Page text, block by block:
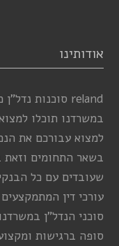
אודותינו
reland סוכנות נדל”ן מובילה באזור.
במשרדנו תוכלו
למצוא עבורכם את
בשאר התחומים וזאת
שעובדים עם כל
עורכי דין
סוכני הנדל”ן
סופה ברגישות